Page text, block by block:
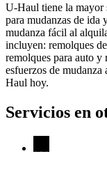
U-Haul tiene la mayor
para mudanzas de ida
mudanza fácil al
incluyen: remolques
remolques para auto y
esfuerzos de
Haul hoy.
Servicios en